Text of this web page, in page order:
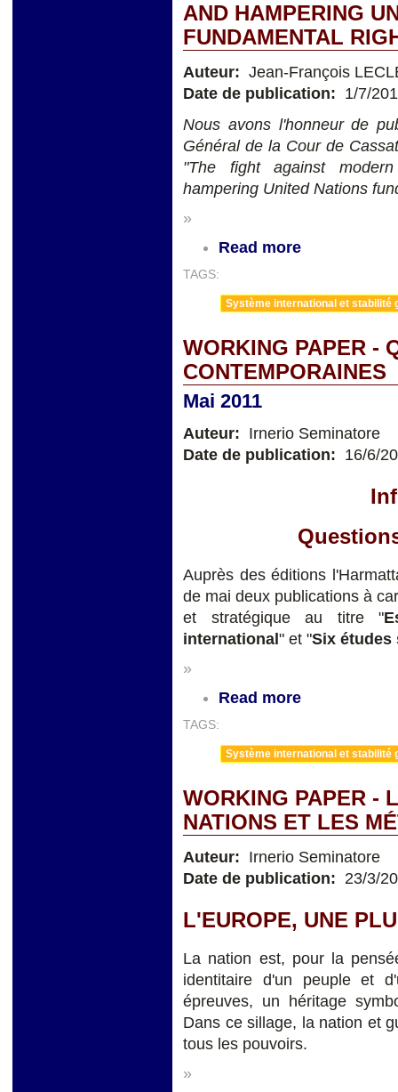
AND HAMPERING
FUNDAMENTAL
Auteur: Jean-François
Date de publication: 1/7/
Nous avons l'honneur de
Général de la Cour de
"The fight against
hampering United Nations
»
Read more
TAGS:
Système international et stabilité
WORKING PAPER -
CONTEMPORAINES
Mai 2011
Auteur: Irnerio Seminatore
Date de publication: 16/6/
Auprès des éditions
de mai deux publications à
et stratégique au titre "
international " et "Six études
»
Read more
TAGS:
Système international et stabilité
WORKING PAPER -
NATIONS ET LES
Auteur: Irnerio Seminatore
Date de publication: 23/3/
L'EUROPE, UNE
La nation est, pour la
identitaire d'un peuple et
épreuves, un héritage
Dans ce sillage, la nation et
tous les pouvoirs.
»